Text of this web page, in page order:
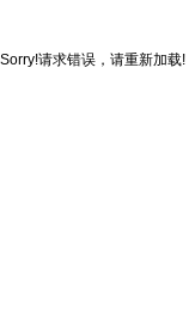
Sorry!请求错误，请重新加载!